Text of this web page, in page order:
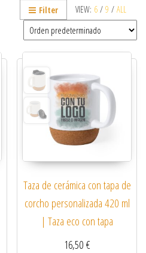
VIEW: 6 / 9 / ALL
Filter
Taza de cerámica con tapa de
corcho personalizada 420 ml
| Taza eco con tapa
16,50€